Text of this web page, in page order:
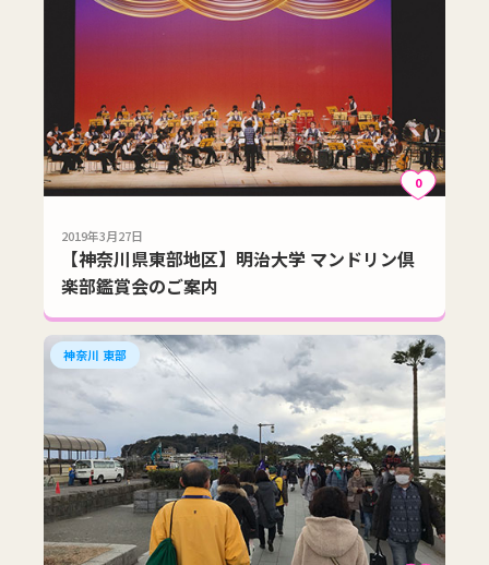
0
2019年3月27日
【神奈川県東部地区】明治大学 マンドリン倶
楽部鑑賞会のご案内
神奈川 東部